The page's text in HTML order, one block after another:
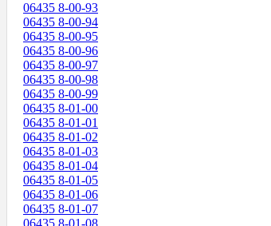
06435 8-00-93
06435 8-00-94
06435 8-00-95
06435 8-00-96
06435 8-00-97
06435 8-00-98
06435 8-00-99
06435 8-01-00
06435 8-01-01
06435 8-01-02
06435 8-01-03
06435 8-01-04
06435 8-01-05
06435 8-01-06
06435 8-01-07
06435 8-01-08